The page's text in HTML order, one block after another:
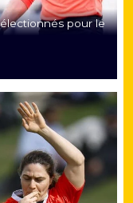
pour le